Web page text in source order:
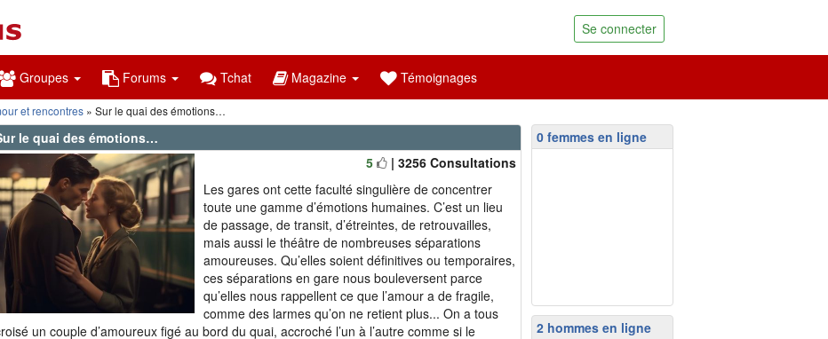
Se connecter
Groupes Forums Tchat Magazine Témoignages
et rencontres » Sur le quai des émotions…
le quai des émotions…
5
| 3256 Consultations
Les gares ont cette faculté singulière de concentrer
toute une gamme d’émotions humaines. C’est un lieu
de passage, de transit, d’étreintes, de retrouvailles,
mais aussi le théâtre de nombreuses séparations
amoureuses. Qu’elles soient définitives ou temporaires,
ces séparations en gare nous bouleversent parce
qu’elles nous rappellent ce que l’amour a de fragile,
comme des larmes qu’on ne retient plus... On a tous
un couple d’amoureux figé au bord du quai, accroché l’un à l’autre comme si le
0 femmes en ligne
2 hommes en ligne